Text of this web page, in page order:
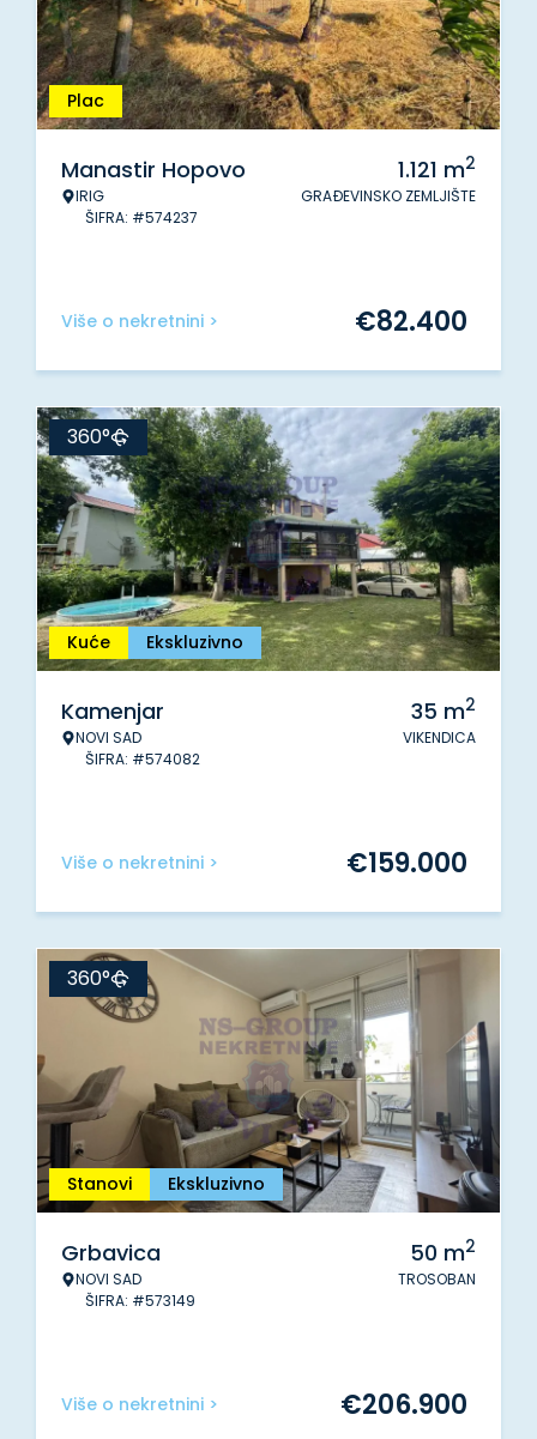
Plac
Manastir Hopovo
IRIG
ŠIFRA: #574237
1.121 m2
GRAĐEVINSKO ZEMLJIŠTE
Više o nekretnini > €82.400
Kuće Ekskluzivno
360°
Kamenjar
NOVI SAD
ŠIFRA: #574082
35 m2
VIKENDICA
Više o nekretnini > €159.000
Stanovi Ekskluzivno
360°
Grbavica
NOVI SAD
ŠIFRA: #573149
50 m2
TROSOBAN
Više o nekretnini > €206.900